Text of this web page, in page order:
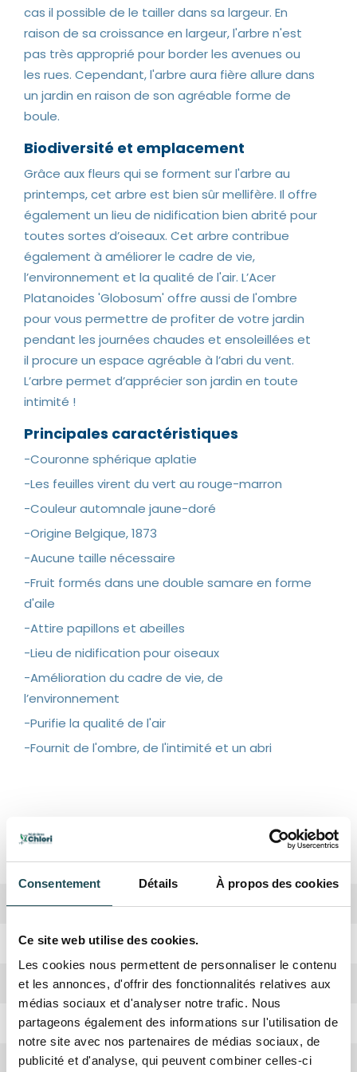
Consentement Détails À propos des cookies
Ce site web utilise des cookies.
Les cookies nous permettent de personnaliser le contenu
et les annonces, d'offrir des fonctionnalités relatives aux
médias sociaux et d'analyser notre trafic. Nous
partageons également des informations sur l'utilisation de
notre site avec nos partenaires de médias sociaux, de
publicité et d'analyse, qui peuvent combiner celles-ci
cas il possible de le tailler dans sa largeur. En
raison de sa croissance en largeur, l'arbre n'est
pas très approprié pour border les avenues ou
les rues. Cependant, l'arbre aura fière allure dans
un jardin en raison de son agréable forme de
boule.
Biodiversité et emplacement
Grâce aux fleurs qui se forment sur l'arbre au
printemps, cet arbre est bien sûr mellifère. Il offre
également un lieu de nidification bien abrité pour
toutes sortes d’oiseaux. Cet arbre contribue
également à améliorer le cadre de vie,
l’environnement et la qualité de l'air. L’Acer
Platanoides 'Globosum' offre aussi de l'ombre
pour vous permettre de profiter de votre jardin
pendant les journées chaudes et ensoleillées et
il procure un espace agréable à l’abri du vent.
L’arbre permet d’apprécier son jardin en toute
intimité !
Principales caractéristiques
-Couronne sphérique aplatie
-Les feuilles virent du vert au rouge-marron
-Couleur automnale jaune-doré
-Origine Belgique, 1873
-Aucune taille nécessaire
-Fruit formés dans une double samare en forme
d'aile
-Attire papillons et abeilles
-Lieu de nidification pour oiseaux
-Amélioration du cadre de vie, de
l’environnement
-Purifie la qualité de l'air
-Fournit de l'ombre, de l'intimité et un abri
Spécifications
Biodiversité Haute
Période de plantation
Forme de la couronne Boule
Rusticité Oui
Croissance Moyenne